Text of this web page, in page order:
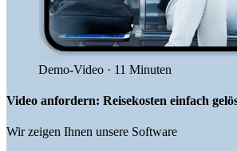
Demo-Video · 11 Minuten
Video anfordern: Reisekosten einfach
Wir zeigen Ihnen unsere Software